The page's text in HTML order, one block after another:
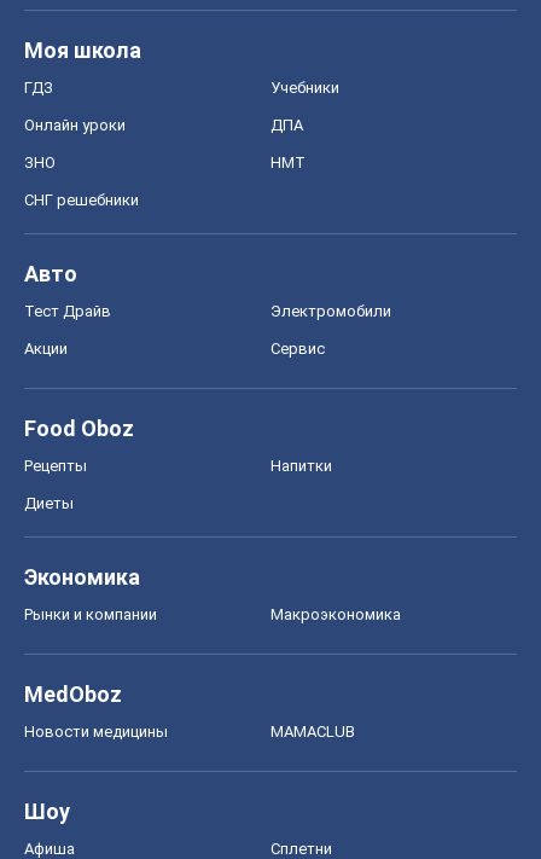
Моя школа
ГДЗ Учебники
Онлайн уроки ДПА
ЗНО НМТ
СНГ решебники
Авто
Тест Драйв Электромобили
Акции Сервис
Food Oboz
Рецепты Напитки
Диеты
Экономика
Рынки и компании Mакроэкономика
MedOboz
Новости медицины MAMACLUB
Шоу
Афиша Сплетни